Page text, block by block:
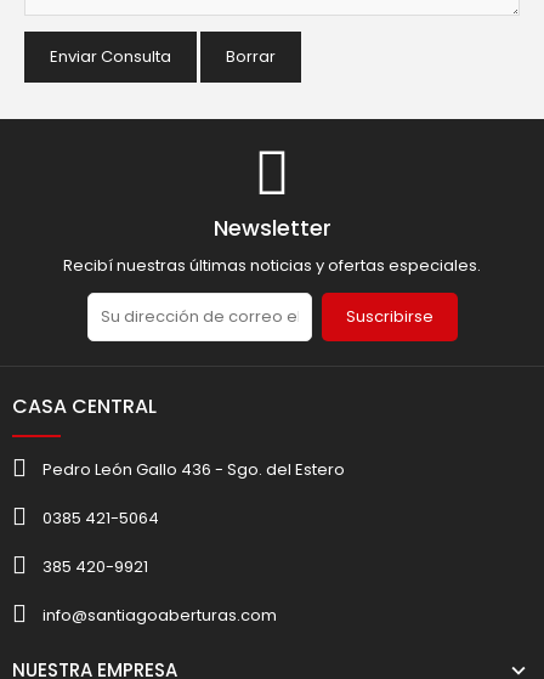
Enviar Consulta Borrar
Newsletter
Recibí nuestras últimas noticias y ofertas especiales.
Suscribirse
CASA CENTRAL
Pedro León Gallo 436 - Sgo. del Estero
0385 421-5064
385 420-9921
info@santiagoaberturas.com
NUESTRA EMPRESA